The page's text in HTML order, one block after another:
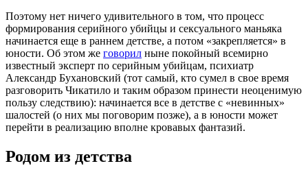
Поэтому нет ничего удивительного в том, что процесс
формирования серийного убийцы и сексуального маньяка
начинается еще в раннем детстве, а потом «закрепляется» в
юности. Об этом же говорил ныне покойный всемирно
известный эксперт по серийным убийцам, психиатр
Александр Бухановский (тот самый, кто сумел в свое время
разговорить Чикатило и таким образом принести неоценимую
пользу следствию): начинается все в детстве с «невинных»
шалостей (о них мы поговорим позже), а в юности может
перейти в реализацию вполне кровавых фантазий.
Родом из детства